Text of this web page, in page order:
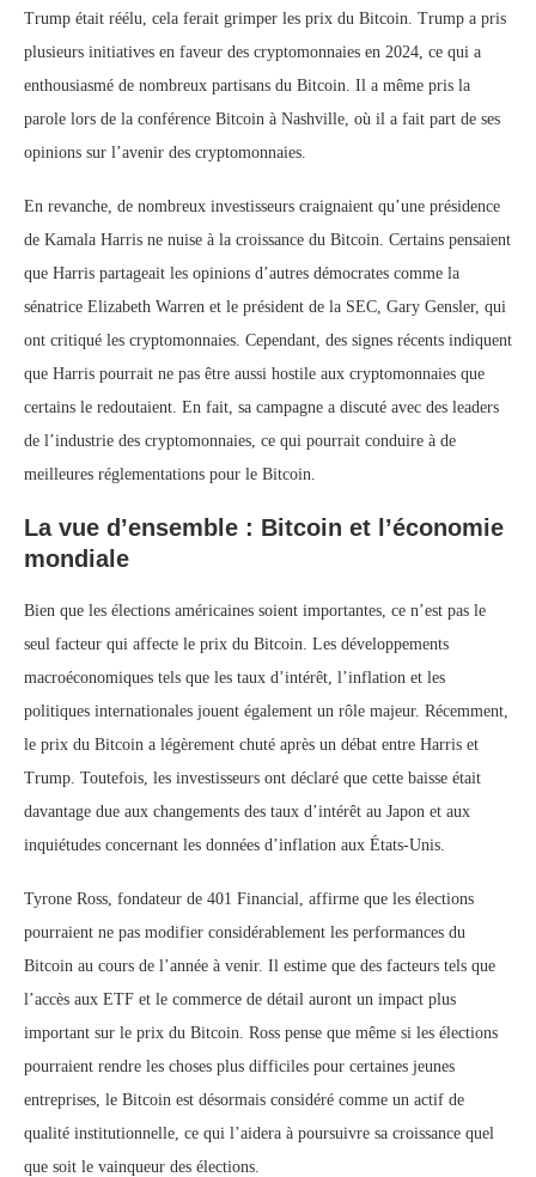
Trump était réélu, cela ferait grimper les prix du Bitcoin. Trump a pris
plusieurs initiatives en faveur des cryptomonnaies en 2024, ce qui a
enthousiasmé de nombreux partisans du Bitcoin. Il a même pris la
parole lors de la conférence Bitcoin à Nashville, où il a fait part de ses
opinions sur l’avenir des cryptomonnaies.
En revanche, de nombreux investisseurs craignaient qu’une présidence
de Kamala Harris ne nuise à la croissance du Bitcoin. Certains pensaient
que Harris partageait les opinions d’autres démocrates comme la
sénatrice Elizabeth Warren et le président de la SEC, Gary Gensler, qui
ont critiqué les cryptomonnaies. Cependant, des signes récents indiquent
que Harris pourrait ne pas être aussi hostile aux cryptomonnaies que
certains le redoutaient. En fait, sa campagne a discuté avec des leaders
de l’industrie des cryptomonnaies, ce qui pourrait conduire à de
meilleures réglementations pour le Bitcoin.
La vue d’ensemble : Bitcoin et l’économie
mondiale
Bien que les élections américaines soient importantes, ce n’est pas le
seul facteur qui affecte le prix du Bitcoin. Les développements
macroéconomiques tels que les taux d’intérêt, l’inflation et les
politiques internationales jouent également un rôle majeur. Récemment,
le prix du Bitcoin a légèrement chuté après un débat entre Harris et
Trump. Toutefois, les investisseurs ont déclaré que cette baisse était
davantage due aux changements des taux d’intérêt au Japon et aux
inquiétudes concernant les données d’inflation aux États-Unis.
Tyrone Ross, fondateur de 401 Financial, affirme que les élections
pourraient ne pas modifier considérablement les performances du
Bitcoin au cours de l’année à venir. Il estime que des facteurs tels que
l’accès aux ETF et le commerce de détail auront un impact plus
important sur le prix du Bitcoin. Ross pense que même si les élections
pourraient rendre les choses plus difficiles pour certaines jeunes
entreprises, le Bitcoin est désormais considéré comme un actif de
qualité institutionnelle, ce qui l’aidera à poursuivre sa croissance quel
que soit le vainqueur des élections.